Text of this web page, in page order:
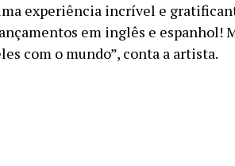
experiência incrível e
em inglês e espanhol!
com o mundo”, conta a artista.